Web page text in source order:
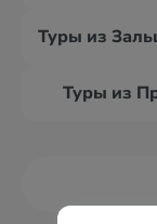
Туры из
Туры из